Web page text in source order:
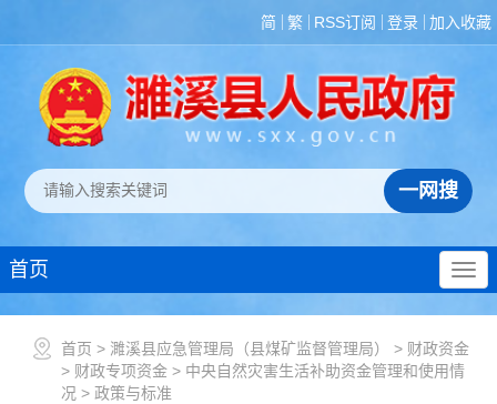
简 繁 RSS订阅 登录 加入收藏
首页
首页 > 濉溪县应急管理局（县煤矿监督管理局） > 财政资金
> 财政专项资金 > 中央自然灾害生活补助资金管理和使用情
况 > 政策与标准